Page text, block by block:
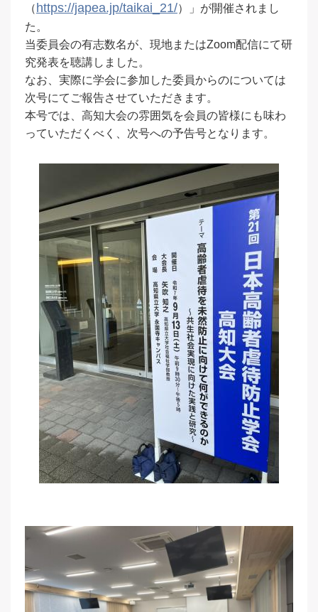
（ https://japea.jp/taikai_21/）」が開催されまし
た。
当委員会の有志数名が、現地またはZoom配信にて研
究発表を聴講しました。
なお、実際に学会に参加した委員からのについては
次号にてご報告させていただきます。
本号では、高知大会の雰囲気を会員の皆様にも味わ
っていただくべく、次号への予告号となります。